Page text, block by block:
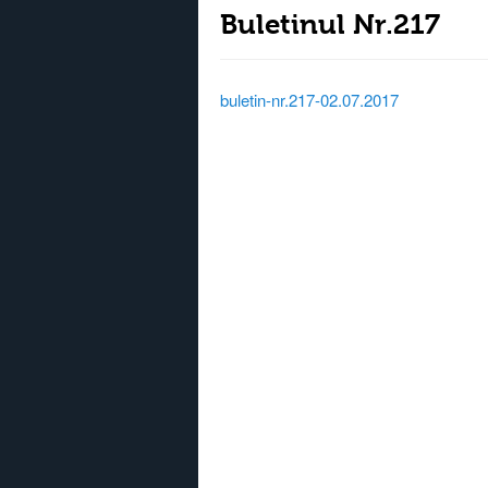
Buletinul Nr.217
buletin-nr.217-02.07.2017